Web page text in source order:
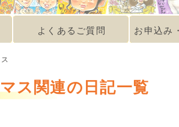
よくあるご質問 お申込み
ス関連の日記一覧